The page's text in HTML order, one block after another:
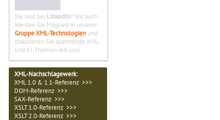
Sie sind bei LinkedIn? Wir auch.
Werden Sie Mitglied in unserer
Gruppe XML-Technologien und
diskutieren Sie spannende XML-
und KI-Themen mit uns!
XML-Nachschlagewerk:
XML 1.0 & 1.1-Referenz >>>
DOM-Referenz >>>
SAX-Referenz >>>
XSLT 1.0-Referenz >>>
XSLT 2.0-Referenz >>>